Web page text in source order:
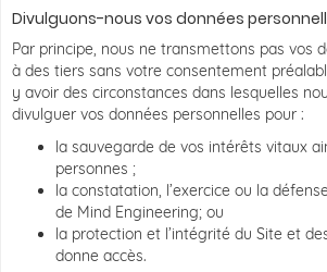
Divulguons-nous vos données
Par principe, nous ne transmettons pas vos
à des tiers sans votre consentement
y avoir des circonstances dans lesquelles
divulguer vos données personnelles pour :
la sauvegarde de vos intérêts vitaux
personnes ;
la constatation, l’exercice ou la
de Mind Engineering; ou
la protection et l’intégrité du Site et
donne accès.